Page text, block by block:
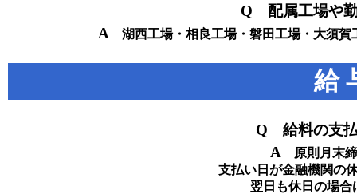
Q 配属工場や
A 湖西工場・相良工場・磐田工場・大須賀
給
Q 給料の支払
A 原則月末
支払い日が金融機関の
翌日も休日の場合